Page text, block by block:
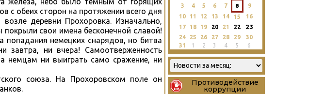
с обеих сторон на протяжении всего дня
деревни Прохоровка. Изначально,
покрыли свои имена бесконечной славой!
немецких снарядов, но битва
завтра, ни вчера! Самоотверженность
немцам ни выиграть само сражение, ни
союза. На Прохоровском поле он
3 4 5 6 7 8
9
10
11 12 13 14 15
16
17
18 19 20 21 22 23
24 25 26 27 28 29
30
31
1 2 3 4 5 6
Противодействие
коррупции